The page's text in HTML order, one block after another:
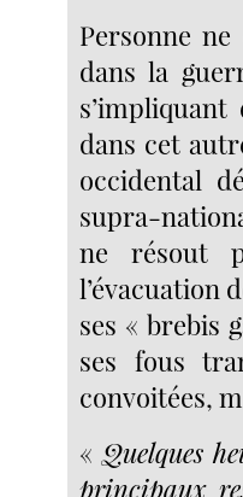
Personne
dans la
dans cet
occidental
supra-
ne résout
l’évacuation
ses « brebis
ses fous
convoitées,
«Quelques
principaux